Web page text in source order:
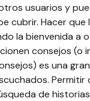
usuarios y
cubrir. Hacer que
la bienvenida a
consejos (o
es una
Permitir
de